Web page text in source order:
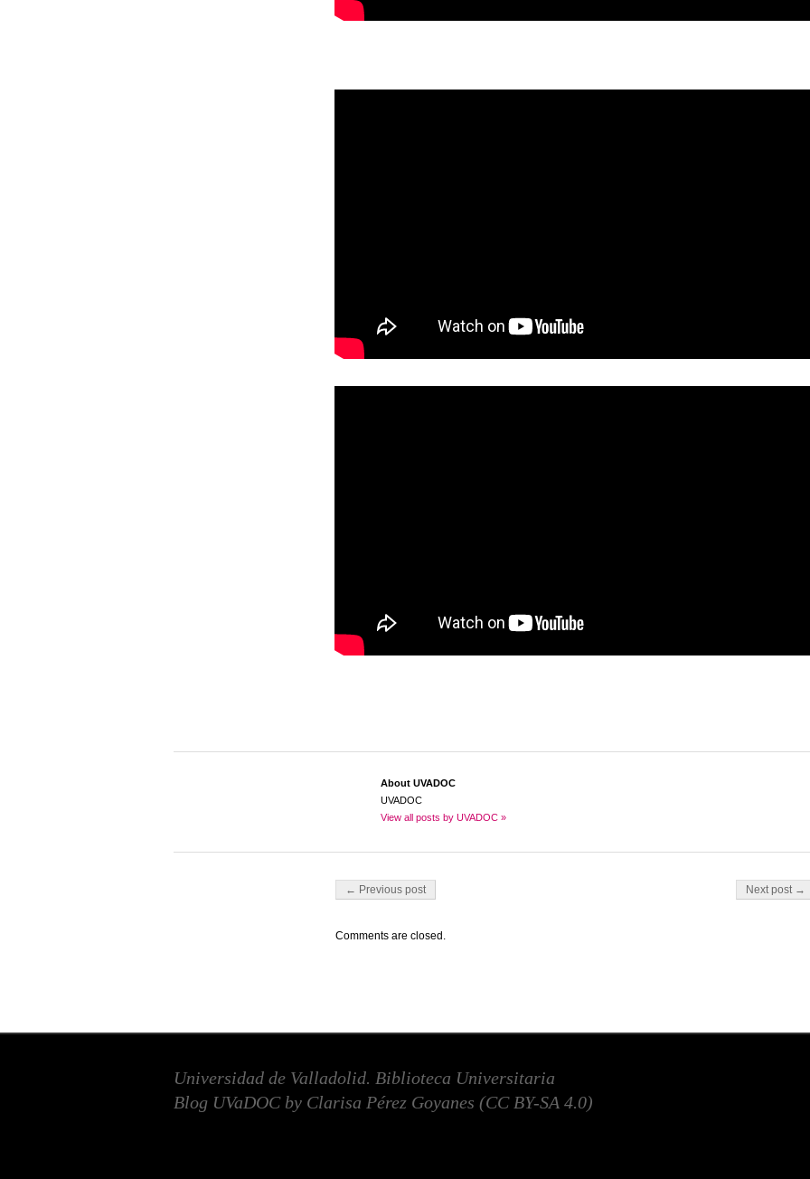
About UVADOC
UVADOC
View all posts by UVADOC »
Post navigation
← Previous post Next post →
Comments are closed.
Universidad de Valladolid. Biblioteca Universitaria
Blog UVaDOC by Clarisa Pérez Goyanes (CC BY-SA 4.0)